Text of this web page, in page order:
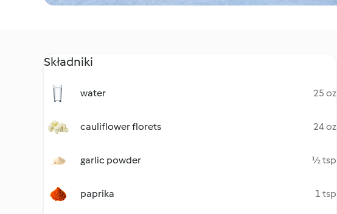
Składniki
water 25 oz
cauliflower florets 24 oz
garlic powder ½ tsp
paprika 1 tsp